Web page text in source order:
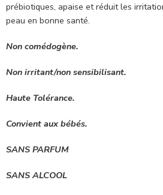
prébiotiques, apaise et réduit les
peau en bonne santé.
Non comédogène.
Non irritant/non sensibilisant.
Haute Tolérance.
Convient aux bébés.
SANS PARFUM
SANS ALCOOL